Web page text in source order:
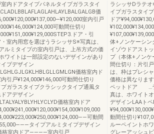
内ドアタイプパネルタイプガラスタイ
価
室内引戸
可動間仕切り
ドア・引
室内用窓を選ぼうラシッサS※写真は、
ルミタイプの室内引戸は、上吊方式の価
ワイトは一部設定のないデザインがあり
プデザイン
価格室内ド
引戸¥124,000¥146,000可動間仕切り
ガラスタイプクラシックタイプ通風タ
アデザイン
価格室内ドア
可動間
タイプアルミタイプデザイン
格室内ドア――――室内引戸
ラシッサDラテ
イプガラスタイ
ドア
体+ノンケーシン
イゾウドアスト
プ（本体+ノン
間仕切り：片引
は、枠はプレシ
価格は異なり
ペットドア …ラ
真は、ホワイト
デザインLAAト
動間仕切り
ルーペイントホ
グレーアッシュ